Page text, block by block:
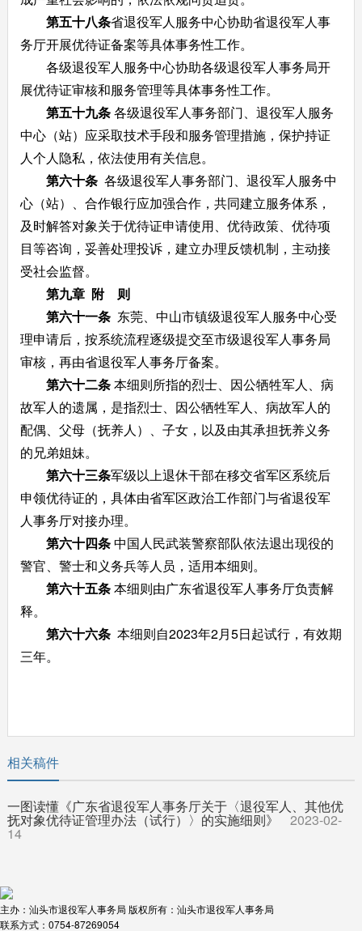
第五十八条省退役军人服务中心协助省退役军人事
务厅开展优待证备案等具体事务性工作。
各级退役军人服务中心协助各级退役军人事务局开
展优待证审核和服务管理等具体事务性工作。
第五十九条各级退役军人事务部门、退役军人服务
中心（站）应采取技术手段和服务管理措施，保护持证
人个人隐私，依法使用有关信息。
第六十条 各级退役军人事务部门、退役军人服务中
心（站）、合作银行应加强合作，共同建立服务体系，
及时解答对象关于优待证申请使用、优待政策、优待项
目等咨询，妥善处理投诉，建立办理反馈机制，主动接
受社会监督。
第九章 附 则
第六十一条 东莞、中山市镇级退役军人服务中心受
理申请后，按系统流程逐级提交至市级退役军人事务局
审核，再由省退役军人事务厅备案。
第六十二条本细则所指的烈士、因公牺牲军人、病
故军人的遗属，是指烈士、因公牺牲军人、病故军人的
配偶、父母（抚养人）、子女，以及由其承担抚养义务
的兄弟姐妹。
第六十三条军级以上退休干部在移交省军区系统后
申领优待证的，具体由省军区政治工作部门与省退役军
人事务厅对接办理。
第六十四条中国人民武装警察部队依法退出现役的
警官、警士和义务兵等人员，适用本细则。
第六十五条本细则由广东省退役军人事务厅负责解
释。
第六十六条 本细则自2023年2月5日起试行，有效期
三年。
相关稿件
一图读懂《广东省退役军人事务厅关于〈退役军人、其他优
抚对象优待证管理办法（试行）〉的实施细则》 2023-02-
14
主办：汕头市退役军人事务局 版权所有：汕头市退役军人事务局
联系方式：0754-87269054